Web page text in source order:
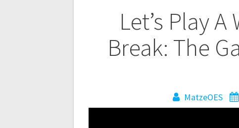
Let’s Play
Break: The
MatzeOES